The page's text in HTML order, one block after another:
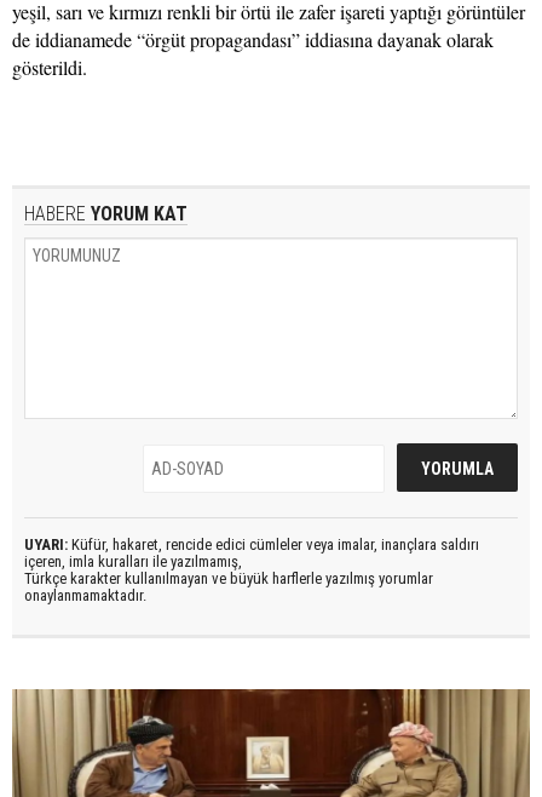
yeşil, sarı ve kırmızı renkli bir örtü ile zafer işareti yaptığı görüntüler
de iddianamede “örgüt propagandası” iddiasına dayanak olarak
gösterildi.
HABERE YORUM KAT
UYARI: Küfür, hakaret, rencide edici cümleler veya imalar, inançlara saldırı
içeren, imla kuralları ile yazılmamış,
Türkçe karakter kullanılmayan ve büyük harflerle yazılmış yorumlar
onaylanmamaktadır.